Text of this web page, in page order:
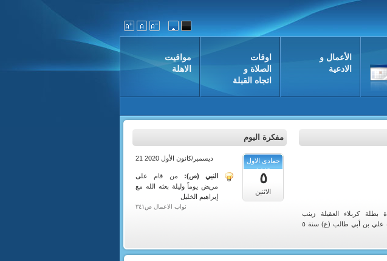
الأعمال و
الادعية
اوقات
الصلاة و
اتجاه القبلة
مواقيت
الاهلة
مفكرة اليوم
جمادى الاول
1442
٥
الاثنين
21 ديسمبر/كانون الأول 2020
النبي (ص): من قام على
مريض يوماً وليلة بعثه الله مع
إبراهيم الخليل
ثواب الاعمال ص٣٤١
بطلة كربلاء العقيلة زينب
الكبرى بنت علي بن أبي طالب (ع) سنة ٥
من سنة ١٣٧٢ هـ توفي العالم الفاضل